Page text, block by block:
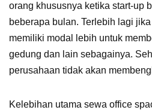
orang khususnya ketika start-up
beberapa bulan. Terlebih lagi
memiliki modal lebih untuk
gedung dan lain sebagainya.
perusahaan tidak akan
Kelebihan utama sewa office